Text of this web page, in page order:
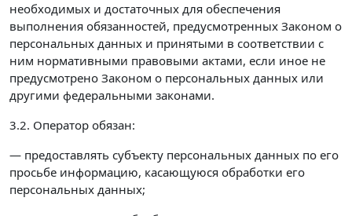
необходимых и достаточных для обеспечения
выполнения обязанностей, предусмотренных Законом о
персональных данных и принятыми в соответствии с
ним нормативными правовыми актами, если иное не
предусмотрено Законом о персональных данных или
другими федеральными законами.
3.2. Оператор обязан:
— предоставлять субъекту персональных данных по его
просьбе информацию, касающуюся обработки его
персональных данных;